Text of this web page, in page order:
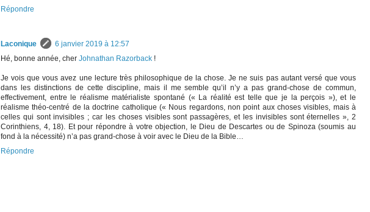
Répondre
Laconique
6 janvier 2019 à 12:57
Hé, bonne année, cher Johnathan Razorback !
Je vois que vous avez une lecture très philosophique de la chose. Je ne suis pas autant versé que vous
dans les distinctions de cette discipline, mais il me semble qu’il n’y a pas grand-chose de commun,
effectivement, entre le réalisme matérialiste spontané (« La réalité est telle que je la perçois »), et le
réalisme théo-centré de la doctrine catholique (« Nous regardons, non point aux choses visibles, mais à
celles qui sont invisibles ; car les choses visibles sont passagères, et les invisibles sont éternelles », 2
Corinthiens, 4, 18). Et pour répondre à votre objection, le Dieu de Descartes ou de Spinoza (soumis au
fond à la nécessité) n’a pas grand-chose à voir avec le Dieu de la Bible…
Répondre